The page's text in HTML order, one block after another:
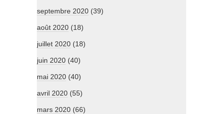
septembre 2020 (39)
août 2020 (18)
juillet 2020 (18)
juin 2020 (40)
mai 2020 (40)
avril 2020 (55)
mars 2020 (66)